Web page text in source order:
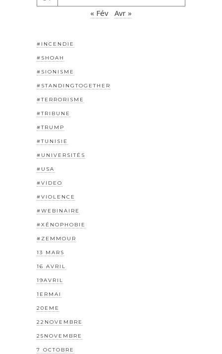
« Fév Avr »
#INCENDIE
#SHOAH
#SIONISME
#STANDINGTOGETHER
#TERRORISME
#TRIBUNE
#TRUMP
#TUNISIE
#UNIVERSITÉS
#USA
#VIDEO
#VIOLENCE
#WEBINAIRE
#XÉNOPHOBIE
#ZEMMOUR
13 MARS
16 AVRIL
19AVRIL
1ERMAI
20EME
22NOVEMBRE
25NOVEMBRE
7 OCTOBRE